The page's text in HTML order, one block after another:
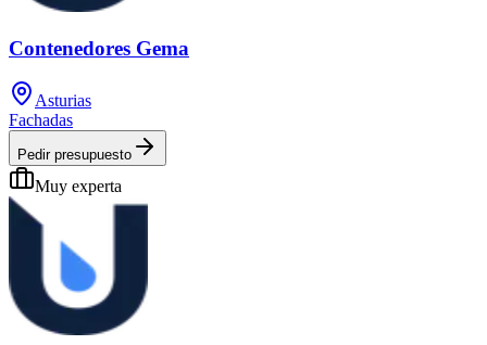
Contenedores Gema
Asturias
Fachadas
Pedir presupuesto
Muy experta